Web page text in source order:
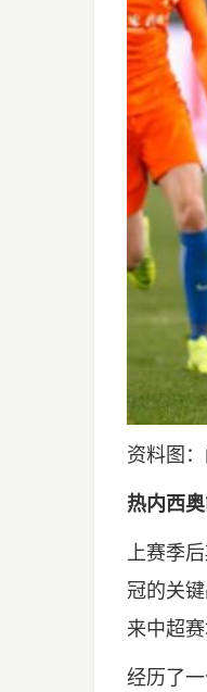
资料图
热内西
上赛季
冠的关
来中超
经历了